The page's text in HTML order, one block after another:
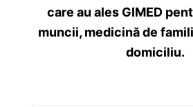
care au ales GIMED
muncii, medicină de
domiciliu.